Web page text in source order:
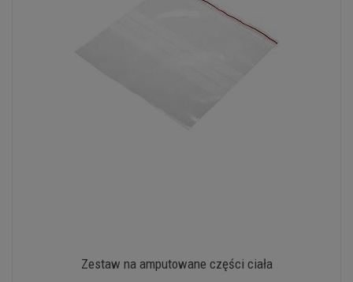
Zestaw na amputowane części ciała